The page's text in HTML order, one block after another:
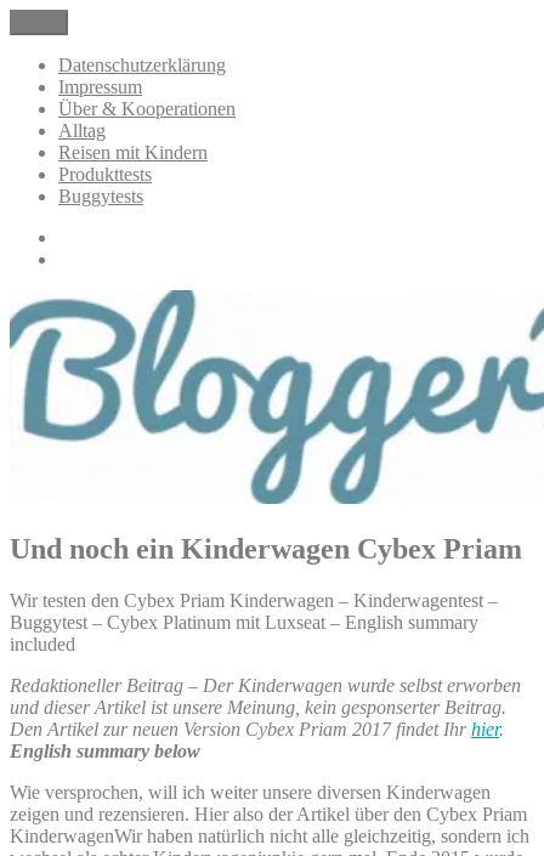
Inhalt
springen
BloggerMumOf3Boys Mamablog
Mamablog über das Leben mit drei Kindern mit Produkttests und
Alltagsthemen
Datenschutzerklärung
Impressum
Über & Kooperationen
Alltag
Reisen mit Kindern
Produkttests
Buggytests
Und noch ein Kinderwagen Cybex Priam
Wir testen den Cybex Priam Kinderwagen – Kinderwagentest –
Buggytest – Cybex Platinum mit Luxseat – English summary
included
Redaktioneller Beitrag – Der Kinderwagen wurde selbst erworben
und dieser Artikel ist unsere Meinung, kein gesponserter Beitrag.
Den Artikel zur neuen Version Cybex Priam 2017 findet Ihrhier.
English summary below
Wie versprochen, will ich weiter unsere diversen Kinderwagen
zeigen und rezensieren. Hier also der Artikel über den Cybex Priam
KinderwagenWir haben natürlich nicht alle gleichzeitig, sondern ich